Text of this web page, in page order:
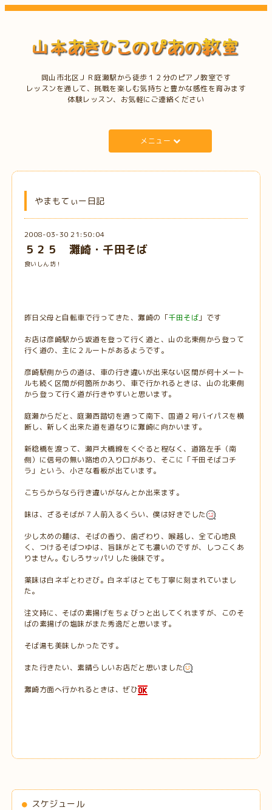
岡山市北区ＪＲ庭瀬駅から徒歩１２分のピアノ教室です
レッスンを通して、挑戦を楽しむ気持ちと豊かな感性を育みます
体験レッスン、お気軽にご連絡ください
メニュー
やまもてぃー日記
2008-03-30 21:50:04
５２５ 灘崎・千田そば
食いしん坊！
昨日父母と自転車で行ってきた、灘崎の「千田そば 」です
お店は彦崎駅から坂道を登って行く道と、山の北東側から登って
行く道の、主に２ルートがあるようです。
彦崎駅側からの道は、車の行き違いが出来ない区間が何十メート
ルも続く区間が何箇所かあり、車で行かれるときは、山の北東側
から登って行く道が行きやすいと思います。
庭瀬からだと、庭瀬西踏切を通って南下、国道２号バイパスを横
断し、新しく出来た道を道なりに灘崎に向かいます。
新稔橋を渡って、瀬戸大橋線をくぐると程なく、道路左手（南
側）に信号の無い路地の入り口があり、そこに「千田そばコチ
ラ」という、小さな看板が出ています。
こちらからなら行き違いがなんとか出来ます。
味は、ざるそばが７人前入るくらい、僕は好きでした
少し太めの麺は、そばの香り、歯ざわり、喉越し、全て心地良
く、つけるそばつゆは、旨味がとても濃いのですが、しつこくあ
りません。むしろサッパリした後味です。
薬味は白ネギとわさび。白ネギはとても丁寧に刻まれていまし
た。
注文時に、そばの素揚げをちょびっと出してくれますが、このそ
ばの素揚げの塩味がまた秀逸だと思います。
そば湯も美味しかったです。
また行きたい、素晴らしいお店だと思いました
灘崎方面へ行かれるときは、ぜひ
スケジュール